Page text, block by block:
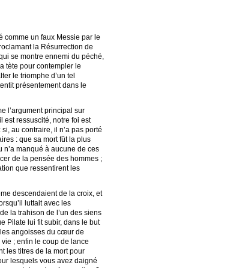
comme un faux Messie par le
la Résurrection de
se montre ennemi du péché,
tète pour contempler le
le triomphe d’un tel
présentement dans le
l’argument principal sur
est ressuscité, notre foi est
au contraire, il n’a pas porté
: que sa mort fût la plus
manqué à aucune de ces
de la pensée des hommes ;
que ressentirent les
descendaient de la croix, et
luttait avec les
la trahison de l’un des siens
Pilate lui fit subir, dans le but
les angoisses du cœur de
; enfin le coup de lance
les titres de la mort pour
lesquels vous avez daigné